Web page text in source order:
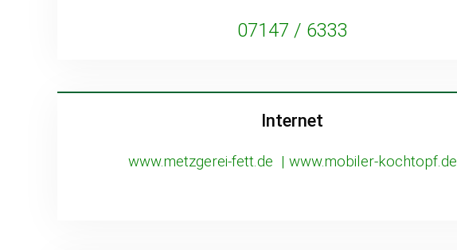
07147 / 6333
Internet
www.metzgerei-fett.de | www.mobiler-kochtopf.de